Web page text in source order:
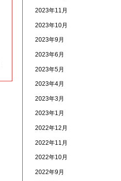
2023年11月
2023年10月
2023年9月
2023年6月
2023年5月
2023年4月
2023年3月
2023年1月
2022年12月
2022年11月
2022年10月
2022年9月